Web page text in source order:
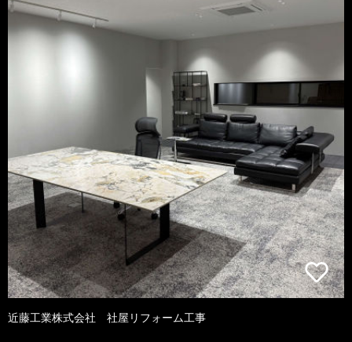
近藤工業株式会社 社屋リフォーム工事